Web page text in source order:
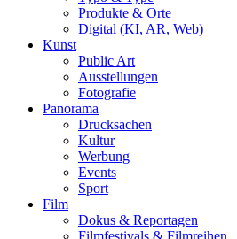
Produkte & Orte
Digital (KI, AR, Web)
Kunst
Public Art
Ausstellungen
Fotografie
Panorama
Drucksachen
Kultur
Werbung
Events
Sport
Film
Dokus & Reportagen
Filmfestivals & Filmreihen